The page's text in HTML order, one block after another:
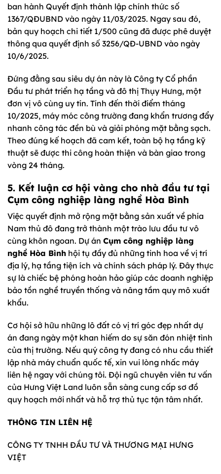
ban hành Quyết định thành lập chính thức số
1367/QĐUBND vào ngày 11/03/2025. Ngay sau đó,
bản quy hoạch chi tiết 1/500 cũng đã được phê duyệt
thông qua quyết định số 3256/QĐ-UBND vào ngày
10/6/2025.
Đứng đằng sau siêu dự án này là Công ty Cổ phần
Đầu tư phát triển hạ tầng và đô thị Thụy Hưng, một
đơn vị vô cùng uy tín. Tính đến thời điểm tháng
10/2025, máy móc công trường đang khẩn trương đẩy
nhanh công tác đền bù và giải phóng mặt bằng sạch.
Theo đúng kế hoạch đã cam kết, toàn bộ hạ tầng kỹ
thuật sẽ được thi công hoàn thiện và bàn giao trong
vòng 24 tháng.
5. Kết luận cơ hội vàng cho nhà đầu tư tại
Cụm công nghiệp làng nghề Hòa Bình
Việc quyết định mở rộng mặt bằng sản xuất về phía
Nam thủ đô đang trở thành một trào lưu đầu tư vô
cùng khôn ngoan. Dự án Cụm công nghiệp làng
nghề Hòa Bình hội tụ đầy đủ những tinh hoa về vị trí
địa lý, hạ tầng tiện ích và chính sách pháp lý. Đây thực
sự là chiếc bệ phóng hoàn hảo giúp các doanh nghiệp
bảo tồn nghề truyền thống và nâng tầm quy mô xuất
khẩu.
Cơ hội sở hữu những lô đất có vị trí góc đẹp nhất dự
án đang ngày một khan hiếm do sự săn đón nhiệt tình
của thị trường. Nếu quý công ty đang có nhu cầu thiết
lập nhà máy chuẩn quốc tế, xin vui lòng nhấc máy
liên hệ ngay với chúng tôi. Đội ngũ chuyên viên tư vấn
của Hưng Việt Land luôn sẵn sàng cung cấp sơ đồ
quy hoạch mới nhất và hỗ trợ thủ tục tận tâm nhất.
THÔNG TIN LIÊN HỆ
CÔNG TY TNHH ĐẦU TƯ VÀ THƯƠNG MẠI HƯNG
VIỆT